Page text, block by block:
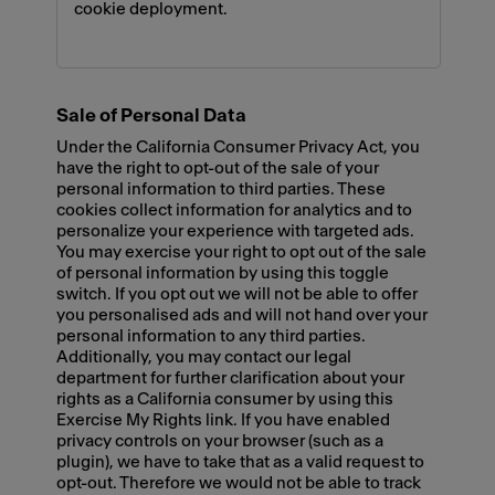
cookie deployment.
Sale of Personal Data
Under the California Consumer Privacy Act, you
have the right to opt-out of the sale of your
personal information to third parties. These
cookies collect information for analytics and to
personalize your experience with targeted ads.
You may exercise your right to opt out of the sale
of personal information by using this toggle
switch. If you opt out we will not be able to offer
you personalised ads and will not hand over your
personal information to any third parties.
Additionally, you may contact our legal
department for further clarification about your
rights as a California consumer by using this
Exercise My Rights link. If you have enabled
privacy controls on your browser (such as a
plugin), we have to take that as a valid request to
opt-out. Therefore we would not be able to track